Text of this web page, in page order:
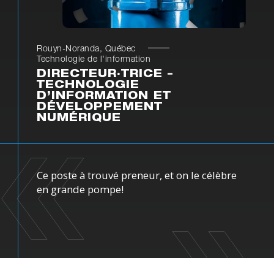
Rouyn-Noranda, Québec
Technologie de l'information
DIRECTEUR·TRICE –
TECHNOLOGIE
D’INFORMATION ET
DÉVELOPPEMENT
NUMÉRIQUE
Ce poste à trouvé preneur, et on le célèbre
en grande pompe!